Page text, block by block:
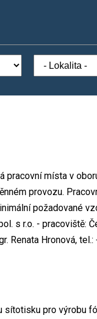
pracovní místa v
provozu.
požadované
s r.o. - pracoviště:
Renata Hronová,
sítotisku pro výrobu